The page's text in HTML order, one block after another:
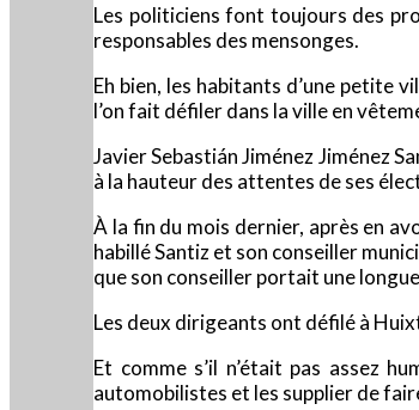
Les politiciens font toujours des
responsables des mensonges.
Eh bien, les habitants d’une petite
l’on fait défiler dans la ville en
Javier Sebastián Jiménez Jiménez
à la hauteur des attentes de ses
À la fin du mois dernier, après en
habillé Santiz et son conseiller
que son conseiller portait une
Les deux dirigeants ont défilé à
Et comme s’il n’était pas assez
automobilistes et les supplier de